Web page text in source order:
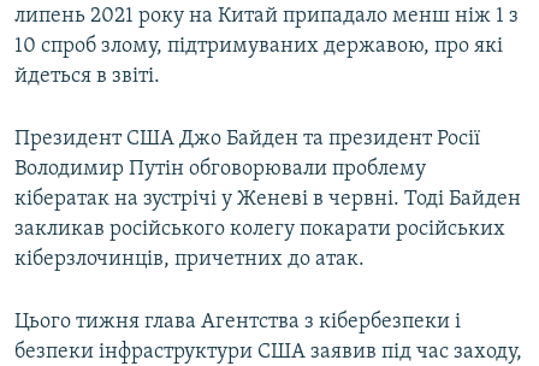
липень 2021 року на Китай припадало менш ніж 1 з
10 спроб злому, підтримуваних державою, про які
йдеться в звіті.
Президент США Джо Байден та президент Росії
Володимир Путін обговорювали проблему
кібератак на зустрічі у Женеві в червні. Тоді Байден
закликав російського колегу покарати російських
кіберзлочинців, причетних до атак.
Цього тижня глава Агентства з кібербезпеки і
безпеки інфраструктури США заявив під час заходу,